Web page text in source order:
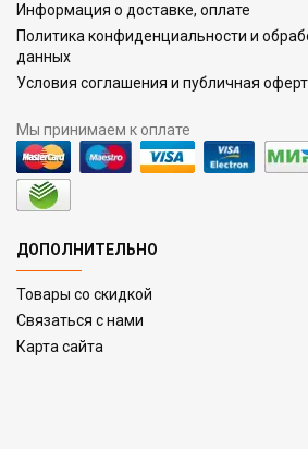
Информация о доставке, оплате
Политика конфиденциальности и
данных
Условия соглашения и публичная
Мы принимаем к оплате
ДОПОЛНИТЕЛЬНО
Товары со скидкой
Связаться с нами
Карта сайта